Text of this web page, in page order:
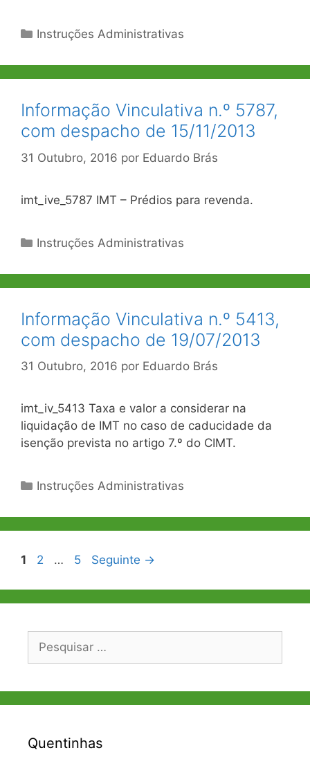
Categorias
Instruções Administrativas
Informação Vinculativa n.º 5787,
com despacho de 15/11/2013
31 Outubro, 2016 por Eduardo Brás
imt_ive_5787 IMT – Prédios para revenda.
Categorias
Instruções Administrativas
Informação Vinculativa n.º 5413,
com despacho de 19/07/2013
31 Outubro, 2016 por Eduardo Brás
imt_iv_5413 Taxa e valor a considerar na
liquidação de IMT no caso de caducidade da
isenção prevista no artigo 7.º do CIMT.
Categorias
Instruções Administrativas
Navegação
artigos
Página
1 Página
2 … Página
5 Seguinte →
Pesquisar
Quentinhas